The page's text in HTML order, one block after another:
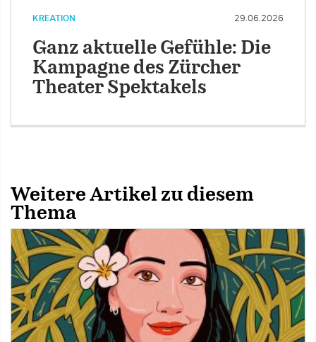
KREATION 29.06.2026
Ganz aktuelle Gefühle: Die
Kampagne des Zürcher
Theater Spektakels
Weitere Artikel zu diesem
Thema